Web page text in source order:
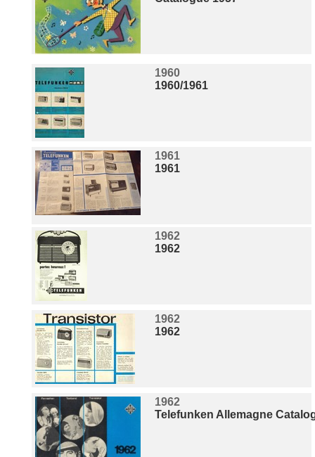
1960
1960/1961
1961
1961
1962
1962
1962
1962
1962
Telefunken Allemagne